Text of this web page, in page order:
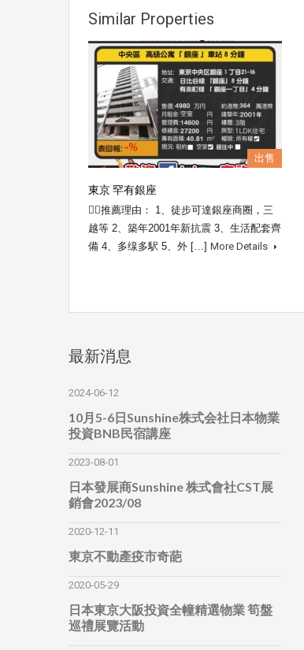
Similar Properties
出售
東京 罕有銀座
👍🏼推薦理由： 1、徒步可達銀座商圈，三
越等 2、築年2001年新抗震 3、生活配套齊
備 4、多缐多駅 5、外 […] More Details
最新消息
2024-06-12
10月5-6日Sunshine株式会社日本物業
投資BNB民宿講座
2023-08-01
日本發展商Sunshine 株式會社CST展
銷會2023/08
2020-12-11
東京不動產疫市奇葩
2020-05-29
日本東京大阪投資全幢精選物業 筍盤
巡禮展覽活動